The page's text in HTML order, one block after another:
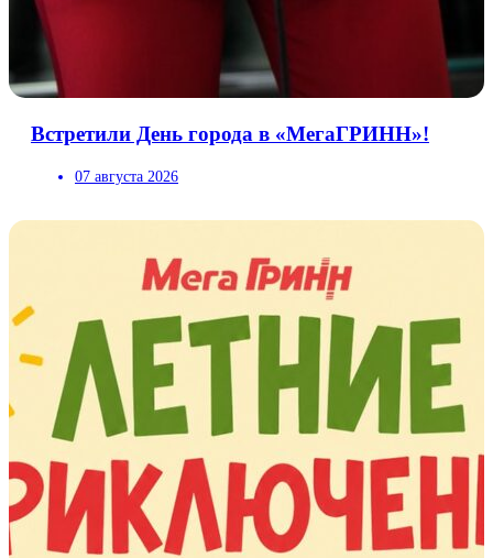
Встретили День города в «МегаГРИНН»!
07 августа 2026